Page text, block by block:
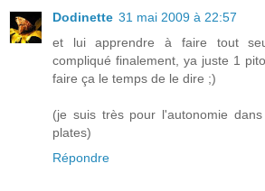
Dodinette 31 mai 2009 à 22:57
et lui apprendre à faire tout
compliqué finalement, ya juste 1
faire ça le temps de le dire ;)
(je suis très pour l'autonomie
plates)
Répondre